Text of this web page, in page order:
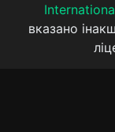
вказано